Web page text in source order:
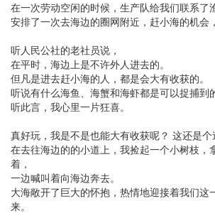
在一次劳动空闲的时候，生产队给我们联系了
安排了一次去海边的圈网附近，赶小海的机会
听人民公社的老社员说，
在平时，海边上是不许外人进去的。
但凡是进去赶小海的人，都是会大有收获的。
听说有什么海鱼、海蟹和海虾都是可以捉捕到
听此言，我心里一片狂喜。
真好玩，我是不是也能大有收获呢？ 这还是个
在去往海边的的小道上，我捡起一个小树枝，
着，
一边喊叫着向海边奔去。
大海敞开了巨大的怀抱，热情地迎接着我们这
来。